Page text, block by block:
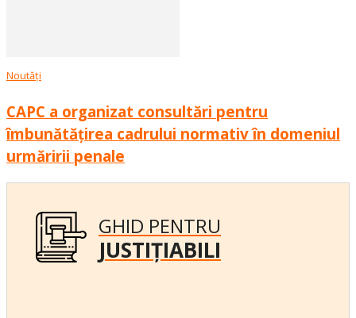
Noutăți
CAPC a organizat consultări pentru
îmbunătățirea cadrului normativ în domeniul
urmăririi penale
GHID PENTRU
JUSTIȚIABILI